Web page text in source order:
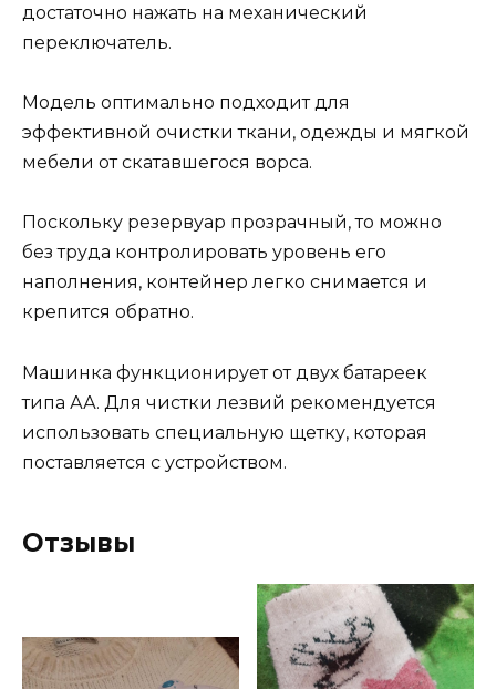
достаточно нажать на механический
переключатель.
Модель оптимально подходит для
эффективной очистки ткани, одежды и мягкой
мебели от скатавшегося ворса.
Поскольку резервуар прозрачный, то можно
без труда контролировать уровень его
наполнения, контейнер легко снимается и
крепится обратно.
Машинка функционирует от двух батареек
типа АА. Для чистки лезвий рекомендуется
использовать специальную щетку, которая
поставляется с устройством.
Отзывы